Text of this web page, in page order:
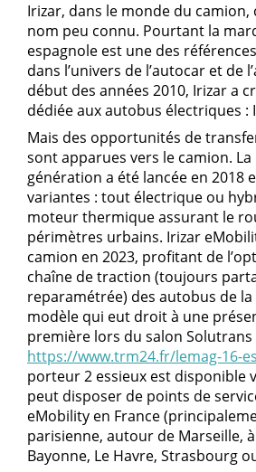
Irizar, dans le monde du camion,
nom peu connu. Pourtant la
espagnole est une des
dans l’univers de l’autocar et de
début des années 2010, Irizar a
dédiée aux autobus électriques :
Mais des opportunités de
sont apparues vers le camion.
génération a été lancée en 2018
variantes : tout électrique ou
moteur thermique assurant le
périmètres urbains. Irizar
camion en 2023, profitant de
chaîne de traction (toujours
reparamétrée) des autobus de
modèle qui eut droit à une
première lors du salon Solutrans
https://www.trm24.fr/lemag-16-
porteur 2 essieux est disponible
peut disposer de points de
eMobility en France
parisienne, autour de Marseille,
Bayonne, Le Havre, Strasbourg